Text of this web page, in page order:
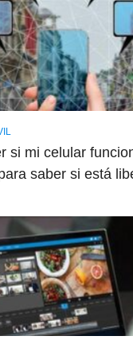
si mi celular
saber si está